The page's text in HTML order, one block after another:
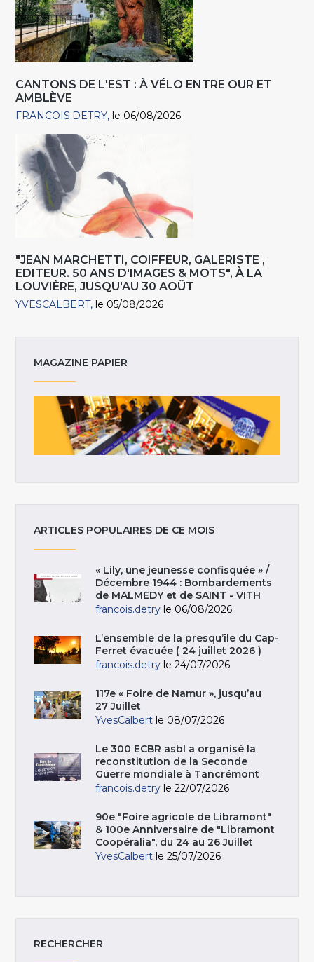
CANTONS DE L'EST : À VÉLO ENTRE OUR ET
AMBLÈVE
FRANCOIS.DETRY le 06/08/2026
"JEAN MARCHETTI, COIFFEUR, GALERISTE ,
EDITEUR. 50 ANS D'IMAGES & MOTS", À LA
LOUVIÈRE, JUSQU'AU 30 AOÛT
YVESCALBERT le 05/08/2026
MAGAZINE PAPIER
ARTICLES POPULAIRES DE CE MOIS
« Lily, une jeunesse confisquée » /
Décembre 1944 : Bombardements
de MALMEDY et de SAINT - VITH
francois.detry le 06/08/2026
L’ensemble de la presqu’île du Cap-
Ferret évacuée ( 24 juillet 2026 )
francois.detry le 24/07/2026
117e « Foire de Namur », jusqu’au
27 Juillet
YvesCalbert le 08/07/2026
Le 300 ECBR asbl a organisé la
reconstitution de la Seconde
Guerre mondiale à Tancrémont
francois.detry le 22/07/2026
90e "Foire agricole de Libramont"
& 100e Anniversaire de "Libramont
Coopéralia", du 24 au 26 Juillet
YvesCalbert le 25/07/2026
RECHERCHER